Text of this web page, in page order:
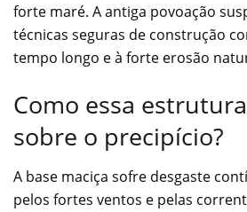
forte maré. A antiga povoação
técnicas seguras de construção
tempo longo e à forte erosão
Como essa
sobre o precipício?
A base maciça sofre desgaste
pelos fortes ventos e pelas